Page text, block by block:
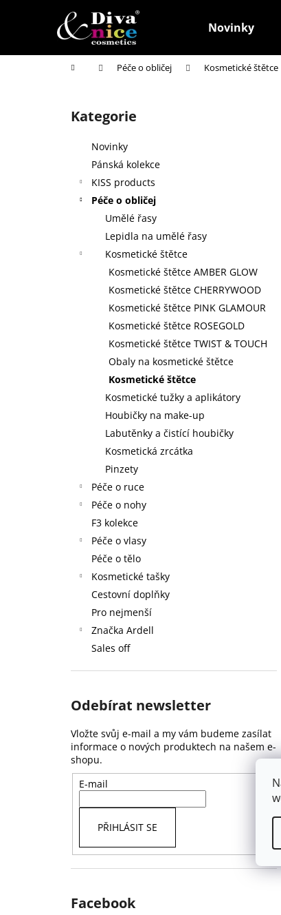
Novinky
Domů Péče o obličej Kosmetické štětce
Přeskočit
kategorie
Kategorie
Novinky
Pánská kolekce
KISS products
Péče o obličej
Umělé řasy
Lepidla na umělé řasy
Kosmetické štětce
Kosmetické štětce AMBER GLOW
Kosmetické štětce CHERRYWOOD
Kosmetické štětce PINK GLAMOUR
Kosmetické štětce ROSEGOLD
Kosmetické štětce TWIST & TOUCH
Obaly na kosmetické štětce
Kosmetické štětce
Kosmetické tužky a aplikátory
Houbičky na make-up
Labutěnky a čistící houbičky
Kosmetická zrcátka
Pinzety
Péče o ruce
Péče o nohy
F3 kolekce
Péče o vlasy
Péče o tělo
Kosmetické tašky
Cestovní doplňky
Pro nejmenší
Značka Ardell
Sales off
Odebírat newsletter
Vložte svůj e-mail a my vám budeme zasílat
informace o nových produktech na našem e-
shopu.
E-mail
PŘIHLÁSIT SE
Facebook
í
Zpět
do
Zpět
do
HOUBIČKA NA MAKE-UP, KULATÁ